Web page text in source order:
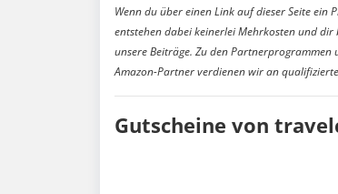
Wenn du über einen Link auf dieser Seite
entstehen dabei keinerlei Mehrkosten und
unsere Beiträge. Zu den
Amazon-Partner verdienen wir an
Gutscheine von